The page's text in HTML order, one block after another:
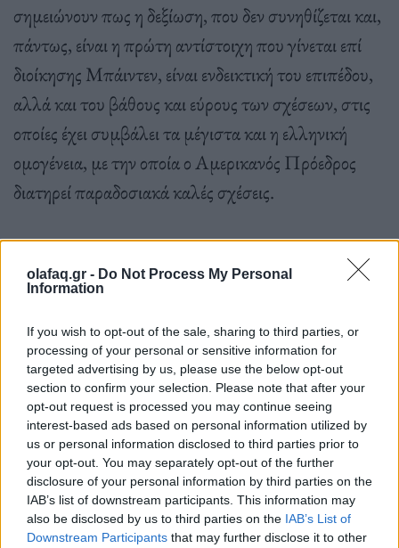
olafaq.gr - Do Not Process My Personal
Information
If you wish to opt-out of the sale, sharing to third parties, or
processing of your personal or sensitive information for
targeted advertising by us, please use the below opt-out
section to confirm your selection. Please note that after your
opt-out request is processed you may continue seeing
interest-based ads based on personal information utilized by
us or personal information disclosed to third parties prior to
your opt-out. You may separately opt-out of the further
disclosure of your personal information by third parties on the
IAB’s list of downstream participants. This information may
also be disclosed by us to third parties on the IAB’s List of
Downstream Participants that may further disclose it to other
σημειώνουν πως η δεξίωση, που δεν συνηθίζεται και,
πάντως, είναι η πρώτη αντίστοιχη που γίνεται επί
διοίκησης Μπάιντεν, είναι ενδεικτική του επιπέδου,
αλλά και του βάθους και εύρους των σχέσεων, στις
οποίες έχει συμβάλει τα μέγιστα και η ελληνική
ομογένεια, με την οποία ο Αμερικανός Πρόεδρος
διατηρεί παραδοσιακά καλές σχέσεις.
Πριν από τη συνάντηση στο Λευκό Οίκο, σήμερα
το πρωί ώρα ΗΠΑ, ο κ. Μητσοτάκης θα έχει
συζήτηση με τονδημοσιογράφο Ντέιβιντ
Ιγκνάτιουςστο Πανεπιστήμιο της Τζορτζτάουν.
Ιστορική στιγμή η ομιλία Μητσοτάκη στο Κογκρέσο
Κατά τη δεύτερη ημέρα της δραστηριότητας